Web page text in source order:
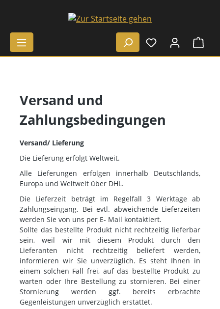
Zum Hauptinhalt springen
Versand und
Zahlungsbedingungen
Versand/ Lieferung
Die Lieferung erfolgt Weltweit.
Alle Lieferungen erfolgen innerhalb Deutschlands,
Europa und Weltweit über DHL.
Die Lieferzeit beträgt im Regelfall 3 Werktage ab
Zahlungseingang. Bei evtl. abweichende Lieferzeiten
werden Sie von uns per E- Mail kontaktiert.
Sollte das bestellte Produkt nicht rechtzeitig lieferbar
sein, weil wir mit diesem Produkt durch den
Lieferanten nicht rechtzeitig beliefert werden,
informieren wir Sie unverzüglich. Es steht Ihnen in
einem solchen Fall frei, auf das bestellte Produkt zu
warten oder Ihre Bestellung zu stornieren. Bei einer
Stornierung werden ggf. bereits erbrachte
Gegenleistungen unverzüglich erstattet.